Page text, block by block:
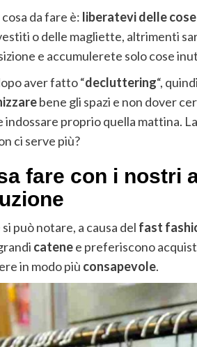
cosa da fare è: liberatevi delle
o delle magliette, altrimenti
e accumulerete solo cose
aver fatto “decluttering“,
bene gli spazi e non dover
indossare proprio quella mattina.
ci serve più?
fare con i nostri
si può notare, a causa del fast
catenee preferiscono
in modo più consapevole.